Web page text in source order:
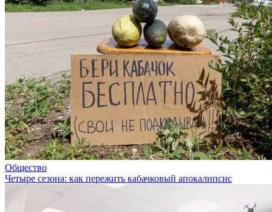
Общество
Четыре сезона: как пережить кабачковый апокалипсис